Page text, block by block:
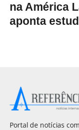
na América
aponta
Portal de notícias